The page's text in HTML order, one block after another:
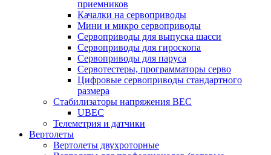
приемников
Качалки на сервоприводы
Мини и микро сервоприводы
Сервоприводы для выпуска шасси
Сервоприводы для гироскопа
Сервоприводы для паруса
Сервотестеры, программаторы серво
Цифровые сервоприводы стандартного
размера
Стабилизаторы напряжения BEC
UBEC
Телеметрия и датчики
Вертолеты
Вертолеты двухроторные